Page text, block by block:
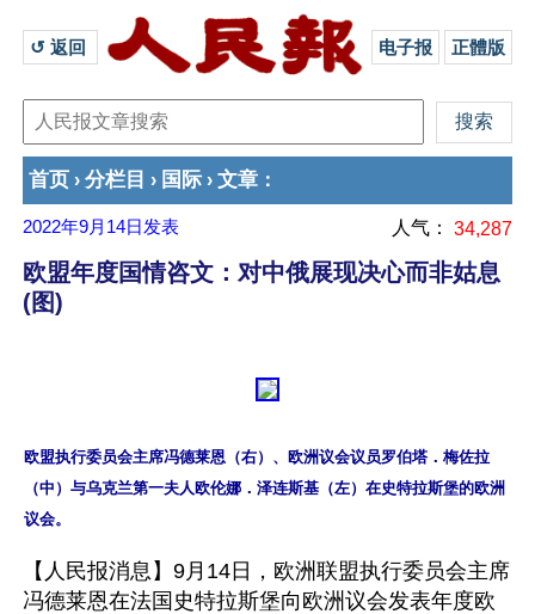
↺ 返回 电子报 正體版
首页 › 分栏目 › 国际 › 文章 ：
2022年9月14日 发表 人气： 34,287
欧盟年度国情咨文：对中俄展现决心而非姑息
(图)
欧盟执行委员会主席冯德莱恩（右）、欧洲议会议员罗伯塔．梅佐拉
（中）与乌克兰第一夫人欧伦娜．泽连斯基（左）在史特拉斯堡的欧洲
【人民报消息】9月14日，欧洲联盟执行委员会主席
冯德莱恩在法国史特拉斯堡向欧洲议会发表年度欧